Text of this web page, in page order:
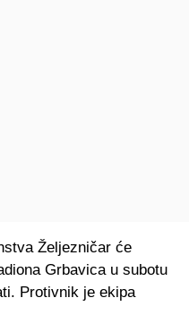
Željezničar će
Grbavica u subotu
Protivnik je ekipa